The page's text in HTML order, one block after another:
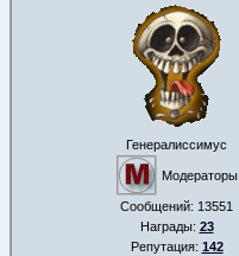
Генералиссимус
Модераторы
Сообщений: 13551
Награды: 23
Репутация: 142